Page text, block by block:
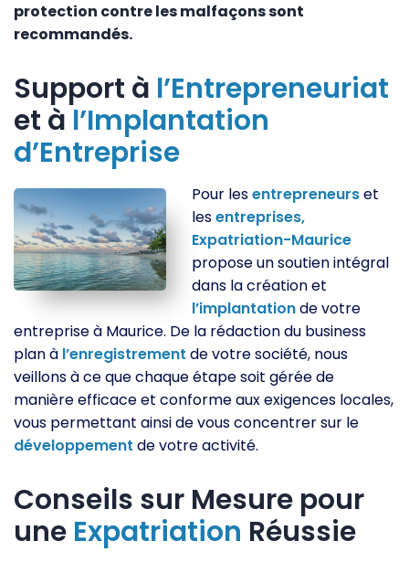
protection contre les malfaçons sont
recommandés.
Support à l’Entrepreneuriat
et à l’Implantation
d’Entreprise
Pour lesentrepreneurset
lesentreprises,
Expatriation-Maurice
propose un soutien intégral
dans la création et
l’implantationde votre
entreprise à Maurice. De la rédaction du business
plan à l’enregistrement de votre société, nous
veillons à ce que chaque étape soit gérée de
manière efficace et conforme aux exigences locales,
vous permettant ainsi de vous concentrer sur le
développement de votre activité.
Conseils sur Mesure pour
une Expatriation Réussie